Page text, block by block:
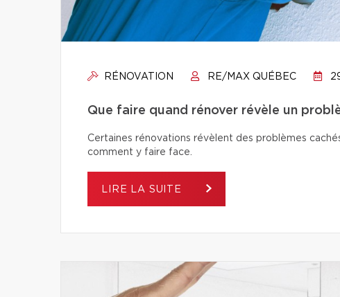
RÉNOVATION RE/MAX QUÉBEC
Que faire quand rénover révèle un
Certaines rénovations révèlent des problèmes
comment y faire face.
LIRE LA SUITE